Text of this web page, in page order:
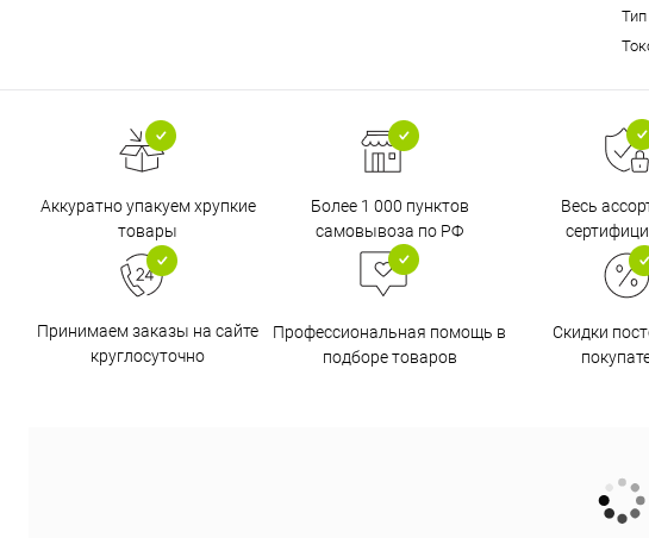
Аккуратно упакуем хрупкие
товары
Более 1 000 пунктов
самовывоза по РФ
Весь
Принимаем заказы на сайте
круглосуточно
Профессиональная помощь в
подборе товаров
Скидки